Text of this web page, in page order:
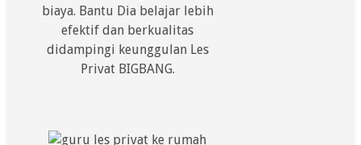
biaya. Bantu Dia belajar lebih
efektif dan berkualitas
didampingi keunggulan Les
Privat BIGBANG.